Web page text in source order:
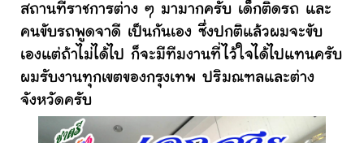
สถานที่ราชการต่าง ๆ มามากครับ เด็กติดรถ และ
คนขับรถพูดจาดี เป็นกันเอง ซึ่งปกติแล้วผมจะขับ
เองแต่ถ้าไม่ได้ไป ก็จะมีทีมงานที่ไว้ใจได้ไปแทนครับ
ผมรับงานทุกเขตของกรุงเทพ ปริมณฑลและต่าง
จังหวัดครับ